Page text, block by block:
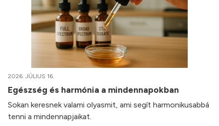
2026. JÚLIUS 16.
Egészség és harmónia a mindennapokban
Sokan keresnek valami olyasmit, ami segít harmonikusabbá
tenni a mindennapjaikat.